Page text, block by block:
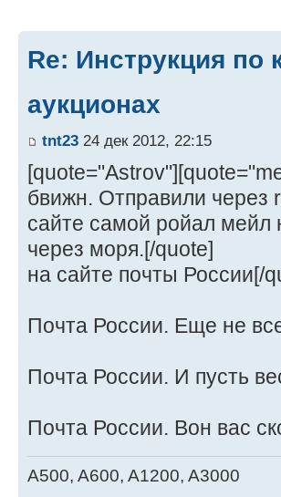
Re: Инструкция по
аукционах
tnt23 24 дек 2012, 22:15
бвижн. Отправили через
сайте самой ройал мейл
через моря.[/quote]
на сайте почты России[/
Почта России. Еще не
Почта России. И пусть
Почта России. Вон вас
A500, A600, A1200, A3000